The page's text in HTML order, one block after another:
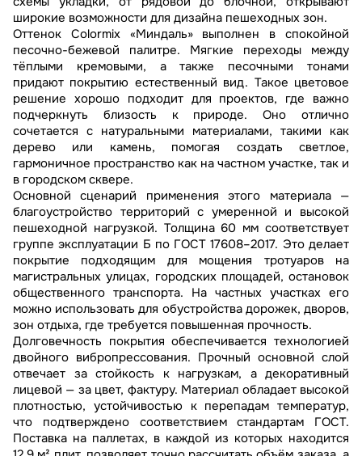
широкие возможности для дизайна пешеходных зон.
Оттенок Colormix «Миндаль» выполнен в спокойной
песочно-бежевой палитре. Мягкие переходы между
тёплыми кремовыми, а также песочными тонами
придают покрытию естественный вид. Такое цветовое
решение хорошо подходит для проектов, где важно
подчеркнуть близость к природе. Оно отлично
сочетается с натуральными материалами, такими как
дерево или камень, помогая создать светлое,
гармоничное пространство как на частном участке, так и
в городском сквере.
Основной сценарий применения этого материала —
благоустройство территорий с умеренной и высокой
пешеходной нагрузкой. Толщина 60 мм соответствует
группе эксплуатации Б по ГОСТ 17608–2017. Это делает
покрытие подходящим для мощения тротуаров на
магистральных улицах, городских площадей, остановок
общественного транспорта. На частных участках его
можно использовать для обустройства дорожек, дворов,
зон отдыха, где требуется повышенная прочность.
Долговечность покрытия обеспечивается технологией
двойного вибропрессования. Прочный основной слой
отвечает за стойкость к нагрузкам, а декоративный
лицевой — за цвет, фактуру. Материал обладает высокой
плотностью, устойчивостью к перепадам температур,
что подтверждено соответствием стандартам ГОСТ.
Поставка на паллетах, в каждой из которых находится